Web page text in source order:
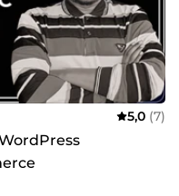
5,0 (7)